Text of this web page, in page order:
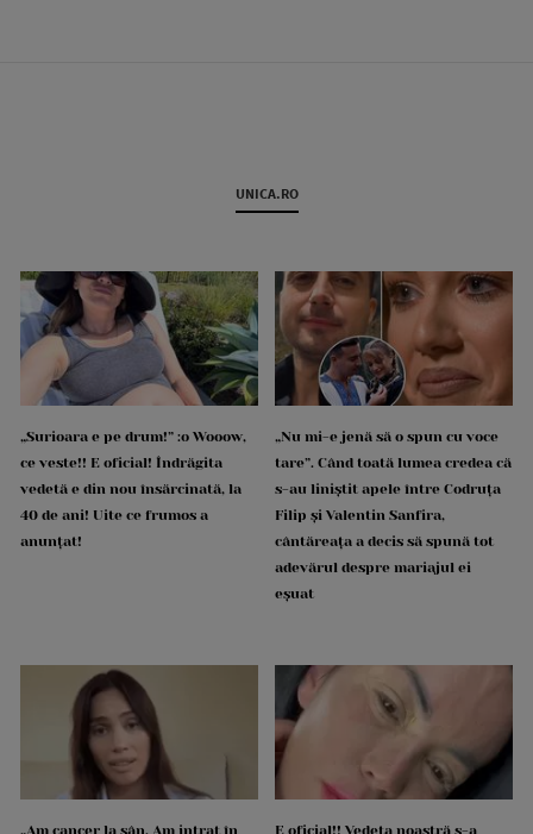
UNICA.RO
„Surioara e pe drum!” :o Wooow,
ce veste!! E oficial! Îndrăgita
vedetă e din nou însărcinată, la
40 de ani! Uite ce frumos a
anunțat!
„Nu mi-e jenă să o spun cu voce
tare”. Când toată lumea credea că
s-au liniștit apele între Codruța
Filip și Valentin Sanfira,
cântăreața a decis să spună tot
adevărul despre mariajul ei
eșuat
„Am cancer la sân. Am intrat în E oficial!! Vedeta noastră s-a